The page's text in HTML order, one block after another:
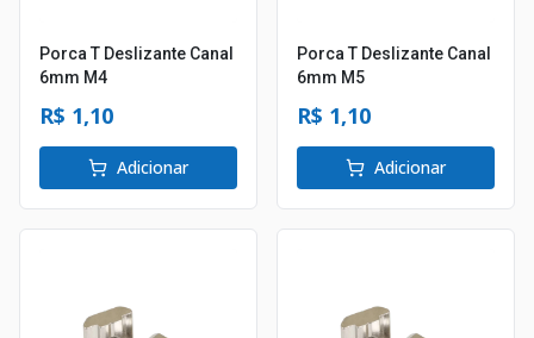
Porca T Deslizante Canal
6mm M4
R$ 1,10
Adicionar
Porca T Deslizante Canal
6mm M5
R$ 1,10
Adicionar